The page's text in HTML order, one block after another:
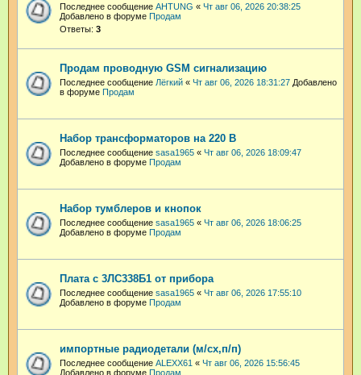
Последнее сообщение AHTUNG « Чт авг 06, 2026 20:38:25
Добавлено в форуме Продам
Ответы: 3
Продам проводную GSM сигнализацию
Последнее сообщение Лёгкий « Чт авг 06, 2026 18:31:27 Добавлено
в форуме Продам
Набор трансформаторов на 220 В
Последнее сообщение sasa1965 « Чт авг 06, 2026 18:09:47
Добавлено в форуме Продам
Набор тумблеров и кнопок
Последнее сообщение sasa1965 « Чт авг 06, 2026 18:06:25
Добавлено в форуме Продам
Плата с 3ЛС338Б1 от прибора
Последнее сообщение sasa1965 « Чт авг 06, 2026 17:55:10
Добавлено в форуме Продам
импортные радиодетали (м/сх,п/п)
Последнее сообщение ALEXX61 « Чт авг 06, 2026 15:56:45
Добавлено в форуме Продам